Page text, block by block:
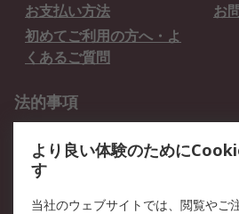
お支払い方法
お
初めてご利用の方へ・よ
くあるご質問
法的事項
クッキーポリシー
RSについて
より良い体験のために
す
当社のウェブサイトでは、閲覧やご